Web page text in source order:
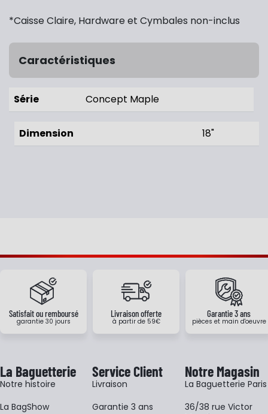
*Caisse Claire, Hardware et Cymbales non-inclus
Caractéristiques
Série Concept Maple
Dimension 18"
Satisfait ou remboursé
garantie 30 jours
Livraison offerte
à partir de 59€
Garantie 3 ans
pièces et main d'oeuvre
La Baguetterie
Notre histoire
La BagShow
Service Client
Livraison
Garantie 3 ans
Notre Magasin
La Baguetterie Paris
36/38 rue Victor